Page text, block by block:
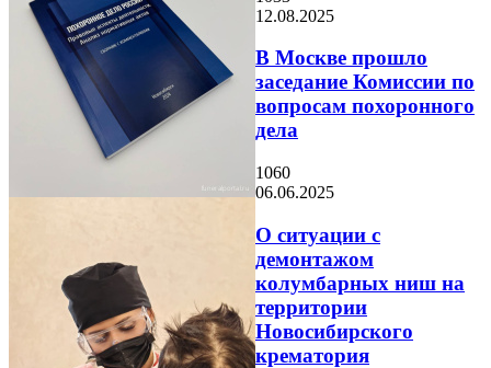
12.08.2025
В Москве прошло
заседание Комиссии по
вопросам похоронного
дела
1060
06.06.2025
О ситуации с
демонтажом
колумбарных ниш на
территории
Новосибирского
крематория